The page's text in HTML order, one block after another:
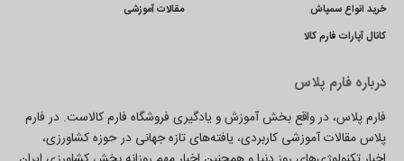
خرید انواع سمپاش
کانال آپارات فارم کالا
مقالات آموزشی
درباره فارم پلاس
فارم پلاس، در واقع بخش آموزش و یادگیری فروشگاه فارم کالاست. در فارم
پلاس مقالات آموزشی کاربردی، یافته‌های تازه جهانی در حوزه کشاورزی،